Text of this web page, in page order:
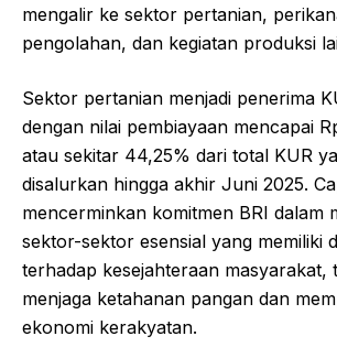
mengalir ke sektor pertanian,
pengolahan, dan kegiatan produksi
Sektor pertanian menjadi penerima
dengan nilai pembiayaan mencapai
atau sekitar 44,25% dari total KUR
disalurkan hingga akhir Juni 2025.
mencerminkan komitmen BRI dalam
sektor-sektor esensial yang memiliki
terhadap kesejahteraan masyarakat,
menjaga ketahanan pangan dan
ekonomi kerakyatan.